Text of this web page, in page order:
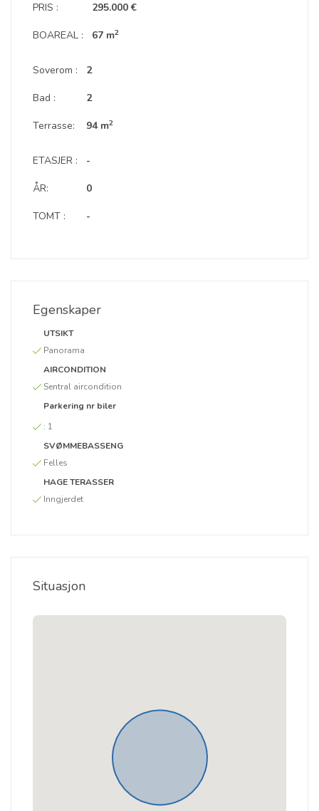
PRIS :
BOAREAL :
295.000 €
67 m2
Soverom :
Bad :
Terrasse:
2
2
94 m2
ETASJER :
ÅR:
TOMT :
-
0
-
Egenskaper
UTSIKT
Panorama
AIRCONDITION
Sentral aircondition
Parkering nr biler
: 1
SVØMMEBASSENG
Felles
HAGE TERASSER
Inngjerdet
Situasjon